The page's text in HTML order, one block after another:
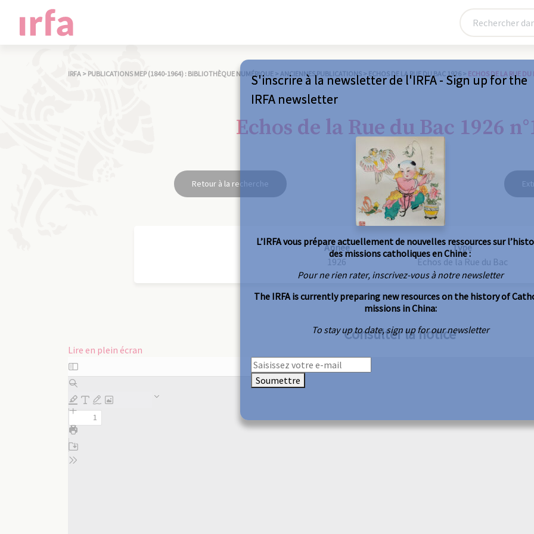
IRFA > PUBLICATIONS MEP (1840-1964) : BIBLIOTHÈQUE NUMÉRIQUE > ANCIENNES PUBLICATIONS > ECHOS DE LA RUE DU BAC 1926 > ECHOS DE LA RUE
Echos de la Rue du Bac 1926
Retour à la recherche
Année
1926
Type
Echos de la Rue du Bac
Consulter la notice
Lire en plein écran
Aller
au
contenu
PDF
S'inscrire à la newsletter de l'IRFA - Sign up for the
IRFA newsletter
L’IRFA vous prépare actuellement de nouvelles ressources sur
des missions catholiques en Chine :
Pour ne rien rater, inscrivez-vous à notre newsletter
The IRFA is currently preparing new resources on the history of
missions in China:
To stay up to date, sign up for our newsletter
Soumettre